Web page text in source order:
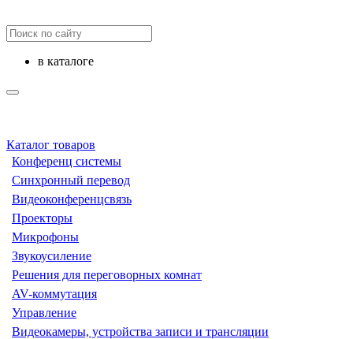
в каталоге
Каталог товаров
Конференц системы
Синхронный перевод
Видеоконференцсвязь
Проекторы
Микрофоны
Звукоусиление
Решения для переговорных комнат
AV-коммутация
Управление
Видеокамеры, устройства записи и трансляции